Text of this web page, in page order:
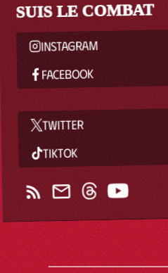
SUIS LE COMBAT
INSTAGRAM
FACEBOOK
TWITTER
TIKTOK